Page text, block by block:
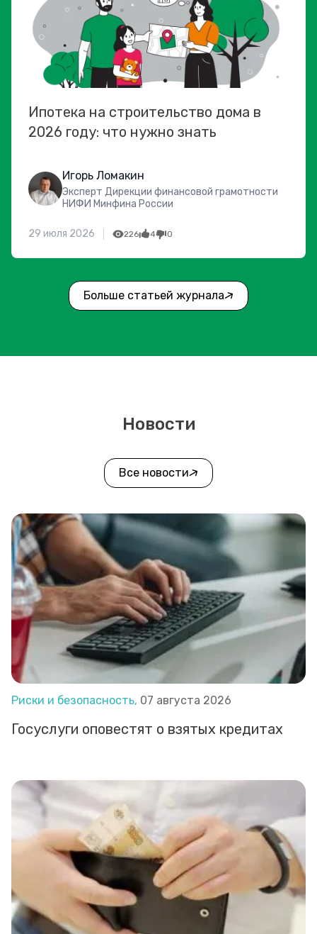
Ипотека на строительство дома в
2026 году: что нужно знать
Игорь Ломакин
Эксперт Дирекции финансовой грамотности
НИФИ Минфина России
29 июля 2026 226 4 0
Больше статьей журнала
Новости
Все новости
Риски и безопасность, 07 августа 2026
Госуслуги оповестят о взятых кредитах